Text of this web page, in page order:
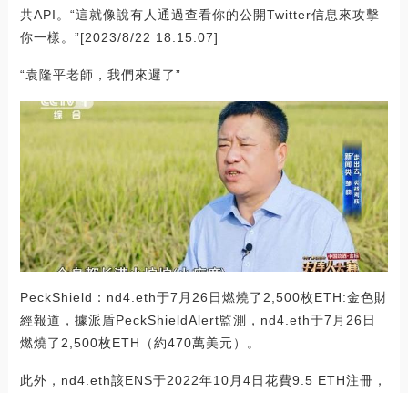
共API。“這就像說有人通過查看你的公開Twitter信息來攻擊
你一樣。”[2023/8/22 18:15:07]
“袁隆平老師，我們來遲了”
PeckShield：nd4.eth于7月26日燃燒了2,500枚ETH:金色財
經報道，據派盾PeckShieldAlert監測，nd4.eth于7月26日
燃燒了2,500枚ETH（約470萬美元）。
此外，nd4.eth該ENS于2022年10月4日花費9.5 ETH注冊，